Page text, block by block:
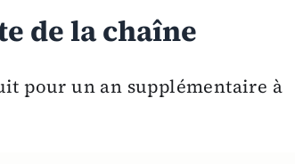
de la chaîne
pour un an supplémentaire à